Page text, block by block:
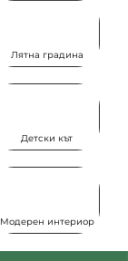
Лятна градина
Детски кът
Модерен интериор